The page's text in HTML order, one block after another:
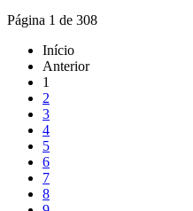
Página 1 de 308
Início
Anterior
1
2
3
4
5
6
7
8